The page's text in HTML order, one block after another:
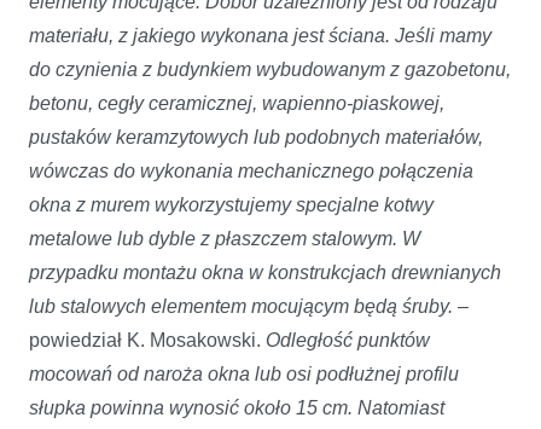
materiału, z jakiego wykonana jest ściana. Jeśli mamy
do czynienia z budynkiem wybudowanym z gazobetonu,
betonu, cegły ceramicznej, wapienno-piaskowej,
pustaków keramzytowych lub podobnych materiałów,
wówczas do wykonania mechanicznego połączenia
okna z murem wykorzystujemy specjalne kotwy
metalowe lub dyble z płaszczem stalowym. W
przypadku montażu okna w konstrukcjach drewnianych
lub stalowych elementem mocującym będą śruby. –
powiedział K. Mosakowski. Odległość punktów
mocowań od naroża okna lub osi podłużnej profilu
słupka powinna wynosić około 15 cm. Natomiast